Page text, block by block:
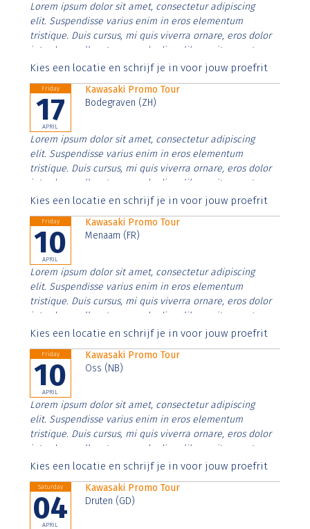
Lorem ipsum dolor sit amet, consectetur adipiscing
elit. Suspendisse varius enim in eros elementum
tristique. Duis cursus, mi quis viverra ornare, eros dolor
interdum nulla, ut commodo diam libero vitae erat.
Aenean faucibus nibh et justo cursus id rutrum lorem
Kies een locatie en schrijf je in voor jouw proefrit
Friday
17
APRIL
Kawasaki Promo Tour
Bodegraven (ZH)
Lorem ipsum dolor sit amet, consectetur adipiscing
elit. Suspendisse varius enim in eros elementum
tristique. Duis cursus, mi quis viverra ornare, eros dolor
interdum nulla, ut commodo diam libero vitae erat.
Aenean faucibus nibh et justo cursus id rutrum lorem
Kies een locatie en schrijf je in voor jouw proefrit
Friday
10
APRIL
Kawasaki Promo Tour
Menaam (FR)
Lorem ipsum dolor sit amet, consectetur adipiscing
elit. Suspendisse varius enim in eros elementum
tristique. Duis cursus, mi quis viverra ornare, eros dolor
interdum nulla, ut commodo diam libero vitae erat.
Aenean faucibus nibh et justo cursus id rutrum lorem
Kies een locatie en schrijf je in voor jouw proefrit
Friday
10
APRIL
Kawasaki Promo Tour
Oss (NB)
Lorem ipsum dolor sit amet, consectetur adipiscing
elit. Suspendisse varius enim in eros elementum
tristique. Duis cursus, mi quis viverra ornare, eros dolor
interdum nulla, ut commodo diam libero vitae erat.
Aenean faucibus nibh et justo cursus id rutrum lorem
Kies een locatie en schrijf je in voor jouw proefrit
Saturday
04
APRIL
Kawasaki Promo Tour
Druten (GD)